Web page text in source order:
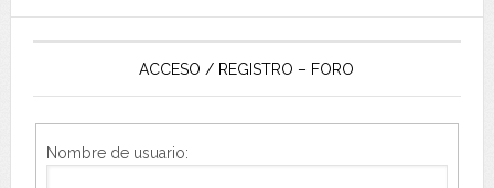
ACCESO / REGISTRO – FORO
Nombre de usuario: